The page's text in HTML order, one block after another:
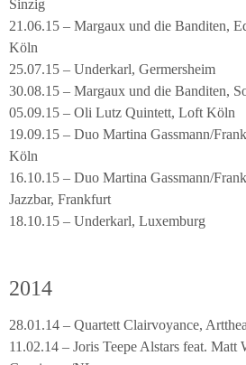
Sinzig
21.06.15 – Margaux und die Banditen,
Köln
25.07.15 – Underkarl, Germersheim
30.08.15 – Margaux und die Banditen,
05.09.15 – Oli Lutz Quintett, Loft Köln
19.09.15 – Duo Martina Gassmann/
Köln
16.10.15 – Duo Martina Gassmann/
Jazzbar, Frankfurt
18.10.15 – Underkarl, Luxemburg
2014
28.01.14 – Quartett Clairvoyance,
11.02.14 – Joris Teepe Alstars feat. Matt